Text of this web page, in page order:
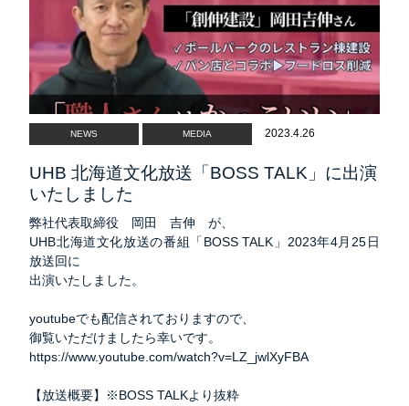
NEWS MEDIA 2023.4.26
UHB 北海道文化放送「BOSS TALK」に出演
いたしました
弊社代表取締役 岡田 吉伸 が、
UHB北海道文化放送の番組「BOSS TALK」2023年4月25日
放送回に
出演いたしました。
youtubeでも配信されておりますので、
御覧いただけましたら幸いです。
https://www.youtube.com/watch?v=LZ_jwlXyFBA
【放送概要】※BOSS TALKより抜粋